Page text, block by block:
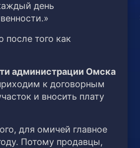
день
после того как
администрации Омска
к договорным
и вносить плату
для омичей главное
Потому продавцы,